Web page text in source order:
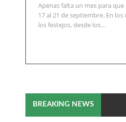
Apenas falta un mes para
17 al 21 de septiembre. En
los festejos, desde los...
BREAKING NEWS